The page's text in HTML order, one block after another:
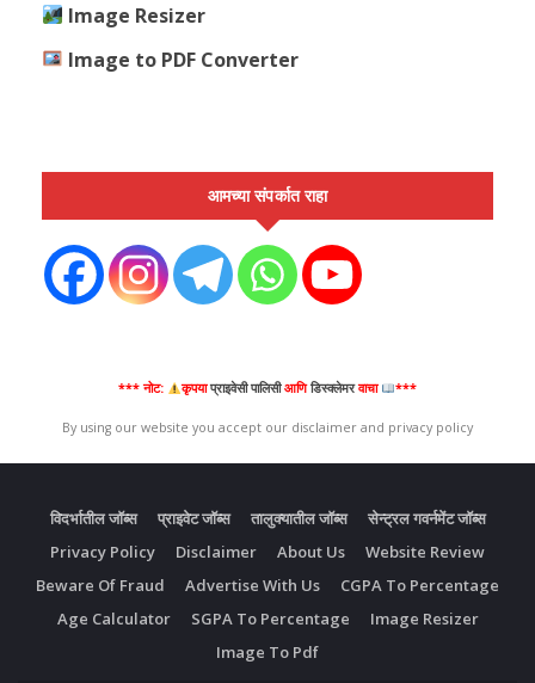
Image Resizer
Image to PDF Converter
आमच्या संपर्कात राहा
*** नोट: कृपयाप्राइवेसी पालिसीआणिडिस्क्लेमर वाचा ***
By using our website you accept our disclaimer and privacy policy
विदर्भातील जॉब्स प्राइवेट जॉब्स तालुक्यातील जॉब्स
सेन्ट्रल गवर्नमेंट जॉब्स
Privacy Policy
Disclaimer About Us
Website Review
Beware Of Fraud
Advertise With Us
CGPA To Percentage
Age Calculator
SGPA To Percentage
Image Resizer
Image To Pdf